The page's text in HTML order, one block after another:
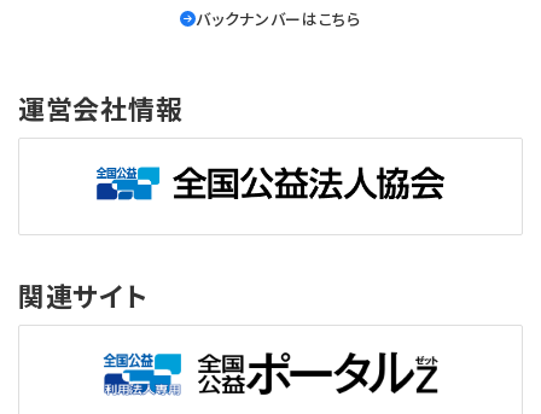
バックナンバーはこちら
運営会社情報
関連サイト